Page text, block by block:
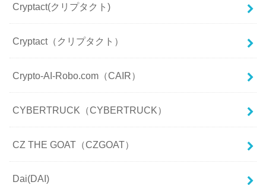
Cryptact(クリプタクト)
Cryptact（クリプタクト）
Crypto-AI-Robo.com（CAIR）
CYBERTRUCK（CYBERTRUCK）
CZ THE GOAT（CZGOAT）
Dai(DAI)